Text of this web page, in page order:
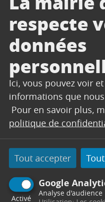
respecte
données
Ici, vous pouvez voir
informations que
Pour en savoir plus,
politique de
Tout accepter
Google
Activé
Analyse d'audience
Tom BAUDOIN